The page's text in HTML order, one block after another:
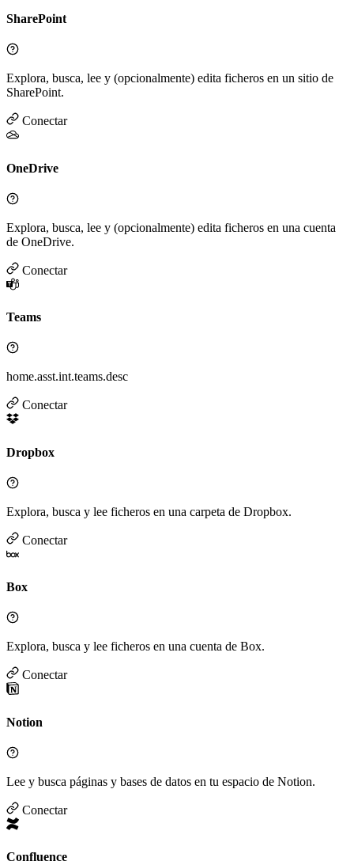
SharePoint
Explora, busca, lee y (opcionalmente) edita ficheros en un sitio de
SharePoint.
Conectar
OneDrive
Explora, busca, lee y (opcionalmente) edita ficheros en una cuenta
de OneDrive.
Conectar
Teams
home.asst.int.teams.desc
Conectar
Dropbox
Explora, busca y lee ficheros en una carpeta de Dropbox.
Conectar
Box
Explora, busca y lee ficheros en una cuenta de Box.
Conectar
Notion
Lee y busca páginas y bases de datos en tu espacio de Notion.
Conectar
Confluence